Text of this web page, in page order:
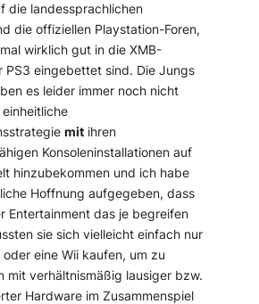
die landessprachlichen
die offiziellen Playstation-Foren,
wirklich gut in die XMB-
PS3 eingebettet sind. Die Jungs
es leider immer noch nicht
mit ihren
Konsoleninstallationen auf
hinzubekommen und ich habe
Hoffnung aufgegeben, dass
Entertainment das je begreifen
sie sich vielleicht einfach nur
eine Wii kaufen, um zu
mit verhältnismäßig lausiger bzw.
Hardware im Zusammenspiel